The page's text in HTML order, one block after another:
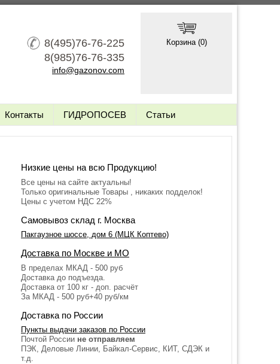
8(495)76-76-225
8(985)76-76-335
info@gazonov.com
Корзина (0)
Контакты ГИДРОПОСЕВ Статьи
Низкие цены на всю Продукцию!
Все цены на сайте актуальны!
Только оригинальные Товары , никаких подделок!
Цены с учетом НДС 22%
Самовывоз склад г. Москва
Пакгаузное шоссе, дом 6 (МЦК Коптево)
Доставка по Москве и МО
В пределах МКАД - 500 руб
Доставка до подъезда.
Доставка от 100 кг - доп. расчёт
За МКАД - 500 руб+40 руб/км
Доставка по России
Пункты выдачи заказов по России
Почтой России не отправляем
ПЭК, Деловые Линии, Байкал-Сервис, КИТ, СДЭК и
т.д.